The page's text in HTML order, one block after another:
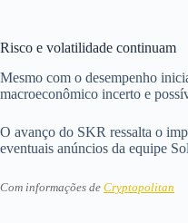
Risco e volatilidade continuam
Mesmo com o desempenho
macroeconômico incerto e
O avanço do SKR ressalta o
eventuais anúncios da equipe
Com informações de Cryptopolitan